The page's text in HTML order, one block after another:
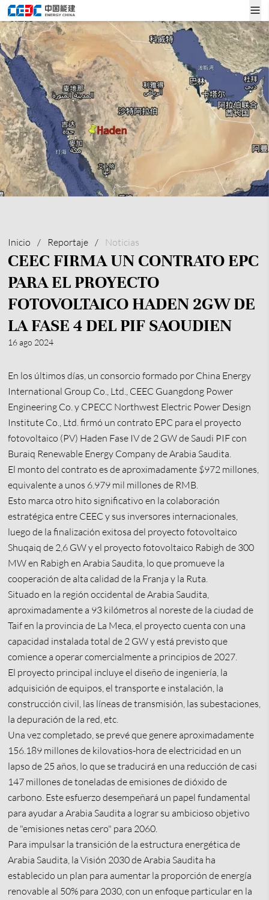
Inicio / Reportaje / Noticias
CEEC FIRMA UN CONTRATO EPC
PARA EL PROYECTO
FOTOVOLTAICO HADEN 2GW DE
LA FASE 4 DEL PIF SAOUDIEN
16 ago 2024
En los últimos días, un consorcio formado por China Energy
International Group Co., Ltd., CEEC Guangdong Power
Engineering Co. y CPECC Northwest Electric Power Design
Institute Co., Ltd. firmó un contrato EPC para el proyecto
fotovoltaico (PV) Haden Fase IV de 2 GW de Saudi PIF con
Buraiq Renewable Energy Company de Arabia Saudita.
El monto del contrato es de aproximadamente $972 millones,
equivalente a unos 6.979 mil millones de RMB.
Esto marca otro hito significativo en la colaboración
estratégica entre CEEC y sus inversores internacionales,
luego de la finalización exitosa del proyecto fotovoltaico
Shuqaiq de 2,6 GW y el proyecto fotovoltaico Rabigh de 300
MW en Rabigh en Arabia Saudita, lo que promueve la
cooperación de alta calidad de la Franja y la Ruta.
Situado en la región occidental de Arabia Saudita,
aproximadamente a 93 kilómetros al noreste de la ciudad de
Taif en la provincia de La Meca, el proyecto cuenta con una
capacidad instalada total de 2 GW y está previsto que
comience a operar comercialmente a principios de 2027.
El proyecto principal incluye el diseño de ingeniería, la
adquisición de equipos, el transporte e instalación, la
construcción civil, las líneas de transmisión, las subestaciones,
la depuración de la red, etc.
Una vez completado, se prevé que genere aproximadamente
156.189 millones de kilovatios-hora de electricidad en un
lapso de 25 años, lo que se traducirá en una reducción de casi
147 millones de toneladas de emisiones de dióxido de
carbono. Este esfuerzo desempeñará un papel fundamental
para ayudar a Arabia Saudita a lograr su ambicioso objetivo
de "emisiones netas cero" para 2060.
Para impulsar la transición de la estructura energética de
Arabia Saudita, la Visión 2030 de Arabia Saudita ha
establecido un plan para aumentar la proporción de energía
renovable al 50% para 2030, con un enfoque particular en la